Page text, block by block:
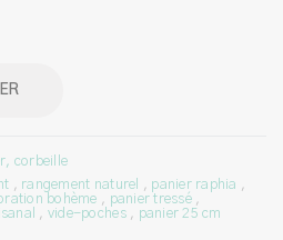
corbeille
, rangement naturel , panier raphia ,
bohème , panier tressé,
, vide-poches, panier 25 cm